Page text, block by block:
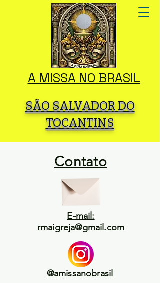
A MISSA NO BRASIL
SÃO SALVADOR DO
TOCANTINS
Contato
E-mail:
rmaigreja@gmail.com
@amissanobrasil